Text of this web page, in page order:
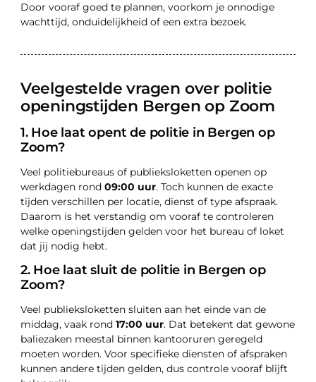
Door vooraf goed te plannen, voorkom je onnodige
wachttijd, onduidelijkheid of een extra bezoek.
Veelgestelde vragen over politie
openingstijden Bergen op Zoom
1. Hoe laat opent de politie in Bergen op
Zoom?
Veel politiebureaus of publieksloketten openen op
werkdagen rond 09:00 uur. Toch kunnen de exacte
tijden verschillen per locatie, dienst of type afspraak.
Daarom is het verstandig om vooraf te controleren
welke openingstijden gelden voor het bureau of loket
dat jij nodig hebt.
2. Hoe laat sluit de politie in Bergen op
Zoom?
Veel publieksloketten sluiten aan het einde van de
middag, vaak rond 17:00 uur. Dat betekent dat gewone
baliezaken meestal binnen kantooruren geregeld
moeten worden. Voor specifieke diensten of afspraken
kunnen andere tijden gelden, dus controle vooraf blijft